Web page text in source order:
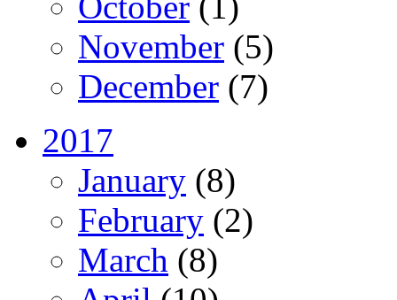
November (5)
December (7)
2017
January (8)
February (2)
March (8)